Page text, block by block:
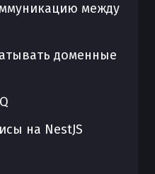
между
доменные
на NestJS